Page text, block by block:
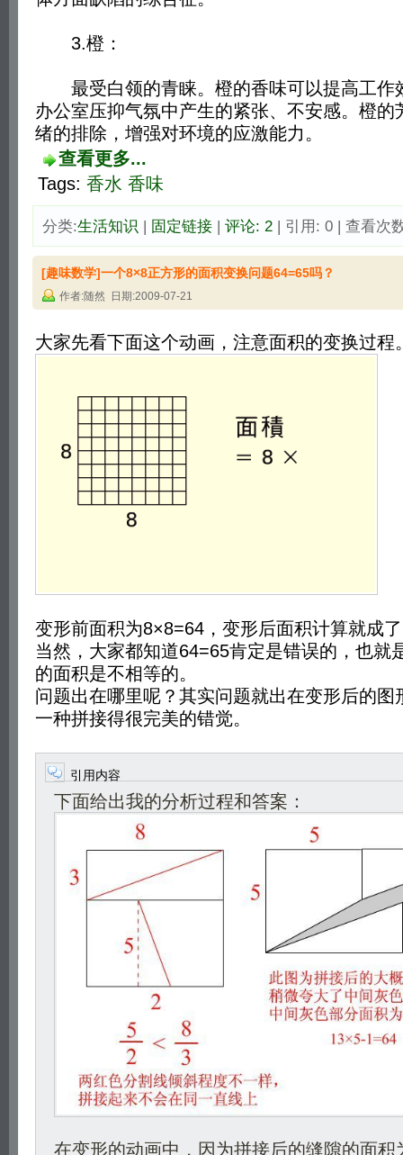
3.橙：
最受白领的青睐。橙的香味可以提高工作
办公室压抑气氛中产生的紧张、不安感。橙的
绪的排除，增强对环境的应激能力。
查看更多...
Tags: 香水 香味
分类:生活知识 | 固定链接| 评论: 2| 引用: 0 | 查看次
[趣味数学]一个8×8正方形的面积变换问题64=65吗？
作者:随然 日期:2009-07-21
大家先看下面这个动画，注意面积的变换过程
变形前面积为8×8=64，变形后面积计算就成
当然，大家都知道64=65肯定是错误的，也就
的面积是不相等的。
问题出在哪里呢？其实问题就出在变形后的图
一种拼接得很完美的错觉。
引用内容
下面给出我的分析过程和答案：
在变形的动画中，因为拼接后的缝隙的面积